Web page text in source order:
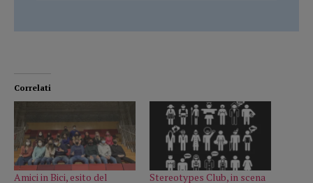
Correlati
Amici in Bici, esito del
Stereotypes Club, in scena